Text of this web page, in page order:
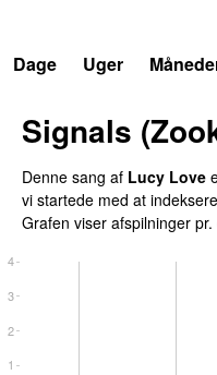
Dage
Uger
Signals
Denne sang af Lucy Love
vi startede med at
Grafen viser afspilninger pr.
1
2
3
4